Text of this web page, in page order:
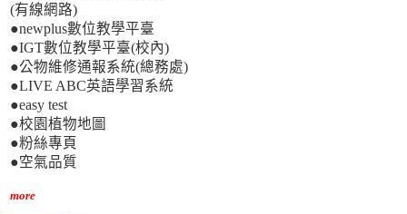
(有線網路)
●newplus數位教學平臺
●IGT數位教學平臺(校內)
●公物維修通報系統(總務處)
●LIVE ABC英語學習系統
●easy test
●校園植物地圖
●粉絲專頁
●空氣品質
more